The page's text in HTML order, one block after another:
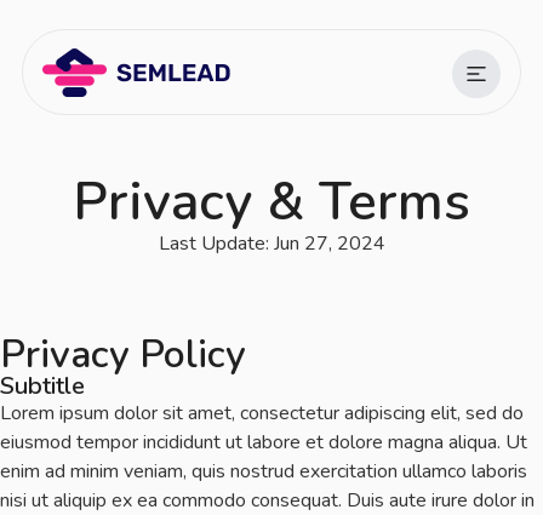
Privacy & Terms
Last Update: Jun 27, 2024
Privacy Policy
Subtitle
Lorem ipsum dolor sit amet, consectetur adipiscing elit, sed do
eiusmod tempor incididunt ut labore et dolore magna aliqua. Ut
enim ad minim veniam, quis nostrud exercitation ullamco laboris
nisi ut aliquip ex ea commodo consequat. Duis aute irure dolor in